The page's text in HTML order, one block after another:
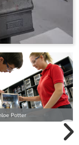
Potter